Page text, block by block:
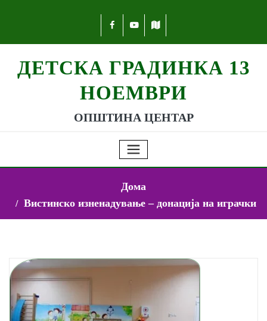
ДЕТСКА ГРАДИНКА 13
НОЕМВРИ
ОПШТИНА ЦЕНТАР
Дома
Вистинско изненадување – донација на играчки